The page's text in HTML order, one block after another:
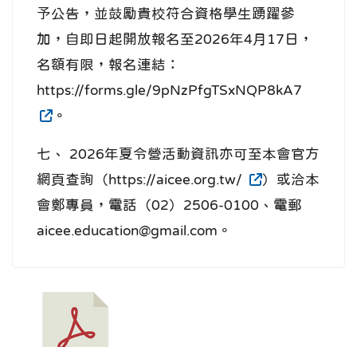
予公告，並鼓勵貴校符合資格學生踴躍參
加，自即日起開放報名至2026年4月17日，
名額有限，報名連結：
https://forms.gle/9pNzPfgTSxNQP8kA7
。
七、 2026年夏令營活動資訊亦可至本會官方
網頁查詢（https://aicee.org.tw/
）或洽本
會鄭專員，電話（02）2506-0100、電郵
aicee.education@gmail.com。